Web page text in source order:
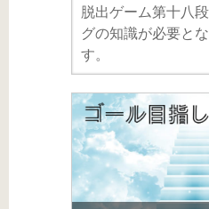
脱出ゲーム第十八
グの知識が必要と
す。